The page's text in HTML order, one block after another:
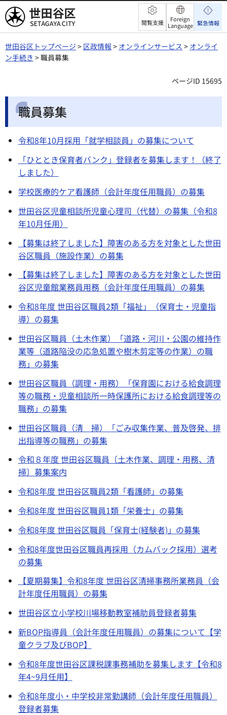
世田谷区 閲覧支援
Foreign
Language 緊急情報
世田谷区トップページ > 区政情報 > オンラインサービス > オンライ
ン手続き > 職員募集
ページID 15695
職員募集
令和8年10月採用「就学相談員」の募集について
「ひととき保育者バンク」登録者を募集します！（終了
しました）
学校医療的ケア看護師（会計年度任用職員）の募集
世田谷区児童相談所児童心理司（代替）の募集（令和8
年10月任用）
【募集は終了しました】障害のある方を対象とした世田
谷区職員（施設作業）の募集
【募集は終了しました】障害のある方を対象とした世田
谷区児童館業務員用務（会計年度任用職員）の募集
令和8年度 世田谷区職員2類「福祉」（保育士・児童指
導）の募集
世田谷区職員（土木作業）「道路・河川・公園の維持作
業等（道路陥没の応急処置や樹木剪定等の作業）の職
務」の募集
世田谷区職員（調理・用務）「保育園における給食調理
等の職務・児童相談所一時保護所における給食調理等の
職務」の募集
世田谷区職員（清 掃）「ごみ収集作業、普及啓発、排
出指導等の職務」の募集
令和８年度 世田谷区職員〔土木作業、調理・用務、清
掃〕募集案内
令和8年度 世田谷区職員2類「看護師」の募集
令和8年度 世田谷区職員1類「栄養士」の募集
令和8年度 世田谷区職員「保育士(経験者)」の募集
令和8年度世田谷区職員再採用（カムバック採用）選考
の募集
【夏期募集】令和8年度 世田谷区清掃事務所業務員（会
計年度任用職員）の募集
世田谷区立小学校川場移動教室補助員登録者募集
新BOP指導員（会計年度任用職員）の募集について【学
童クラブ及びBOP】
令和8年度世田谷区課税課事務補助を募集します【令和8
年4~9月任用】
令和8年度小・中学校非常勤講師（会計年度任用職員）
登録者募集